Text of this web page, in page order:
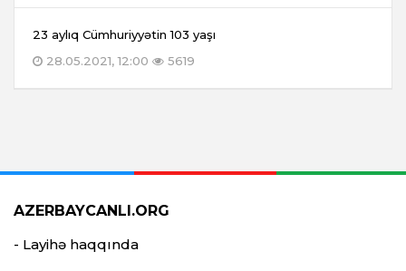
23 aylıq Cümhuriyyətin 103 yaşı
28.05.2021, 12:00
5619
AZERBAYCANLI.ORG
- Layihə haqqında